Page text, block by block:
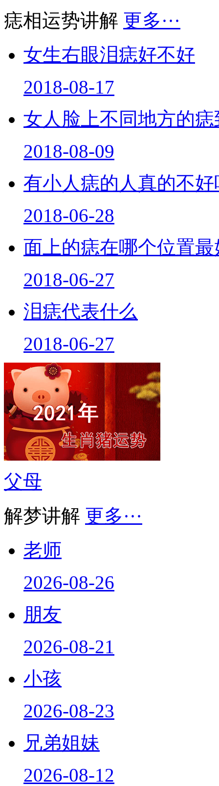
痣相运势讲解 更多···
女生右眼泪痣好不好
2018-08-17
女人脸上不同地方的
2018-08-09
有小人痣的人真的不好
2018-06-28
面上的痣在哪个位置最
2018-06-27
泪痣代表什么
2018-06-27
父母
解梦讲解 更多···
老师
2026-08-26
朋友
2026-08-21
小孩
2026-08-23
兄弟姐妹
2026-08-12